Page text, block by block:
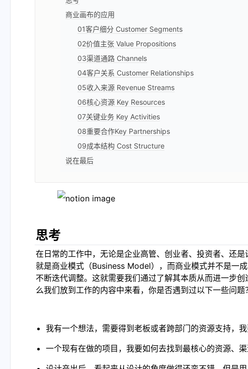
商业画布的应用
01客户细分 Customer Segments
02价值主张 Value Propositions
03渠道通路 Channels
04客户关系 Customer Relationships
05收入来源 Revenue Streams
06核心资源 Key Resources
07关键业务 Key Activities
08重要合作Key Partnerships
09成本结构 Cost Structure
说在最后
思考
在日常的工作中，无论是企业高管、创业者、投资者、还
就是商业模式（Business Model），而商业模式并不是一
不断迭代调整。这就需要我们通过了解其本质从而进一步
么我们放到工作的内容中来看，你是否遇到过以下一些问题
我有一个想法，需要得到老板或者跨部门的资源支持，
一个现有在做的项目，我要如何去找到最核心的资源、